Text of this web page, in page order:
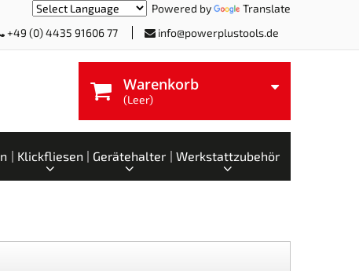
Powered by Translate
+49 (0) 4435 91606 77 info@powerplustools.de
Warenkorb
(Leer)
Klickfliesen Gerätehalter Werkstattzubehör